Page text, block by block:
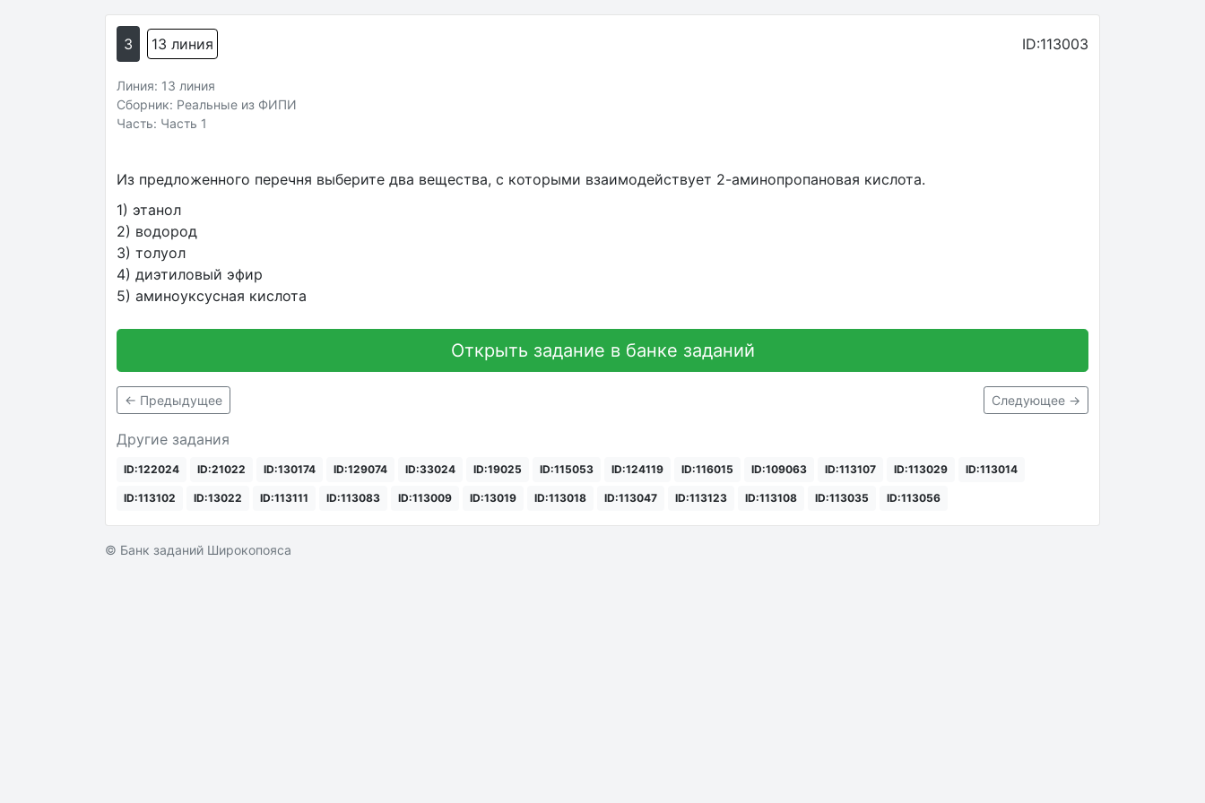
3 13 линия ID:113003
Линия: 13 линия
Сборник: Реальные из ФИПИ
Часть: Часть 1
Из предложенного перечня выберите два вещества, с которыми взаимодействует 2-аминопропановая кислота.
1) этанол
2) водород
3) толуол
4) диэтиловый эфир
5) аминоуксусная кислота
Открыть задание в банке заданий
← Предыдущее Следующее →
Другие задания
ID:122024 ID:21022 ID:130174 ID:129074 ID:33024 ID:19025 ID:115053 ID:124119 ID:116015 ID:109063 ID:113107 ID:113029 ID:113014
ID:113102 ID:13022 ID:113111 ID:113083 ID:113009 ID:13019 ID:113018 ID:113047 ID:113123 ID:113108 ID:113035 ID:113056
© Банк заданий Широкопояса